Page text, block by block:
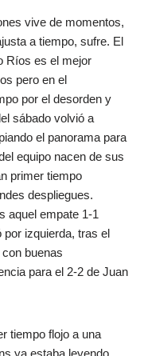
vive de momentos,
a tiempo, sufre. El
Ríos es el mejor
pero en el
por el desorden y
sábado volvió a
el panorama para
equipo nacen de sus
primer tiempo
despliegues.
aquel empate 1-1
izquierda, tras el
buenas
para el 2-2 de Juan
tiempo flojo a una
ya estaba leyendo